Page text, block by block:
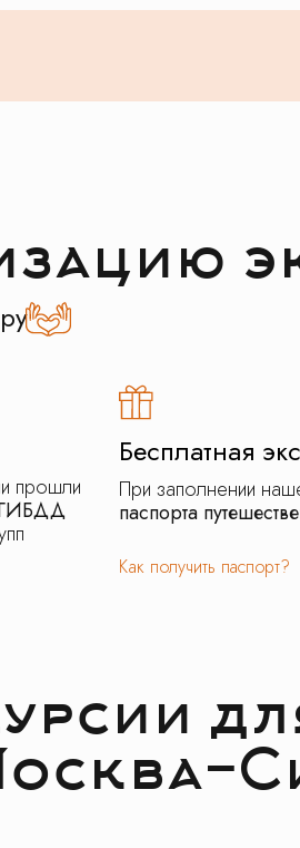
прошли
При заполнении
паспорта
Бесплатная
Как получить паспорт?